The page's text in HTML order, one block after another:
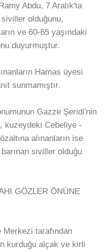
Abdu, 7 Aralık'ta
siviller olduğunu,
ve 60-65 yaşındaki
duyurmuştur.
Hamas üyesi
sunmamıştır.
Gazze Şeridi'nin
kuzeydeki Cebeliye -
alınanların ise
siviller olduğu
GÖZLER ÖNÜNE
tarafından
kurduğu alçak ve kirli